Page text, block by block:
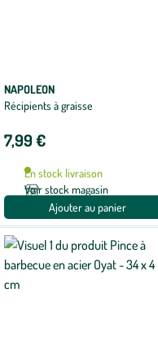
NAPOLEON
Récipients à graisse
7,99 €
En stock livraison
Voir stock magasin
Ajouter au panier